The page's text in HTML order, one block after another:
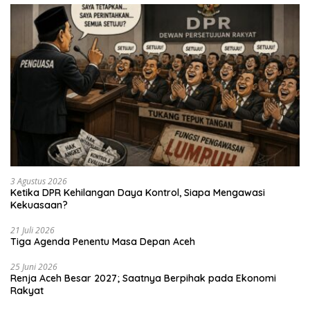
3 Agustus 2026
Ketika DPR Kehilangan Daya Kontrol, Siapa Mengawasi
Kekuasaan?
21 Juli 2026
Tiga Agenda Penentu Masa Depan Aceh
25 Juni 2026
Renja Aceh Besar 2027; Saatnya Berpihak pada Ekonomi
Rakyat